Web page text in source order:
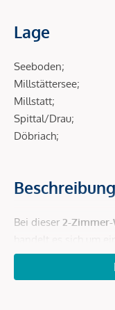
Lage
Seeboden;
Millstättersee;
Millstatt;
Spittal/Drau;
Döbriach;
Bei dieser 2-
Der inkludierte